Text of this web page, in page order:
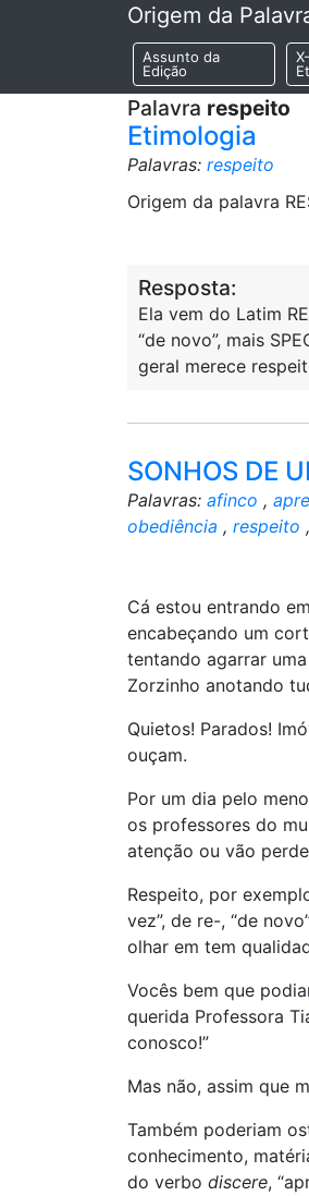
Origem da
Assunto da
Edição
Palavra respeito
Etimologia
Palavras: respeito
Origem da palavra
Resposta:
Ela vem do Latim
“de novo”, mais
geral merece
SONHOS DE
Palavras: afinco ,
obediência , respeito ,
Cá estou entrando
encabeçando um
tentando agarrar
Zorzinho anotando
Quietos! Parados!
ouçam.
Por um dia pelo
os professores do
atenção ou vão
Respeito, por
vez”, de re-, “de
olhar em tem
Vocês bem que
querida Professora
conosco!”
Mas não, assim que
Também poderiam
conhecimento,
do verbo discere,